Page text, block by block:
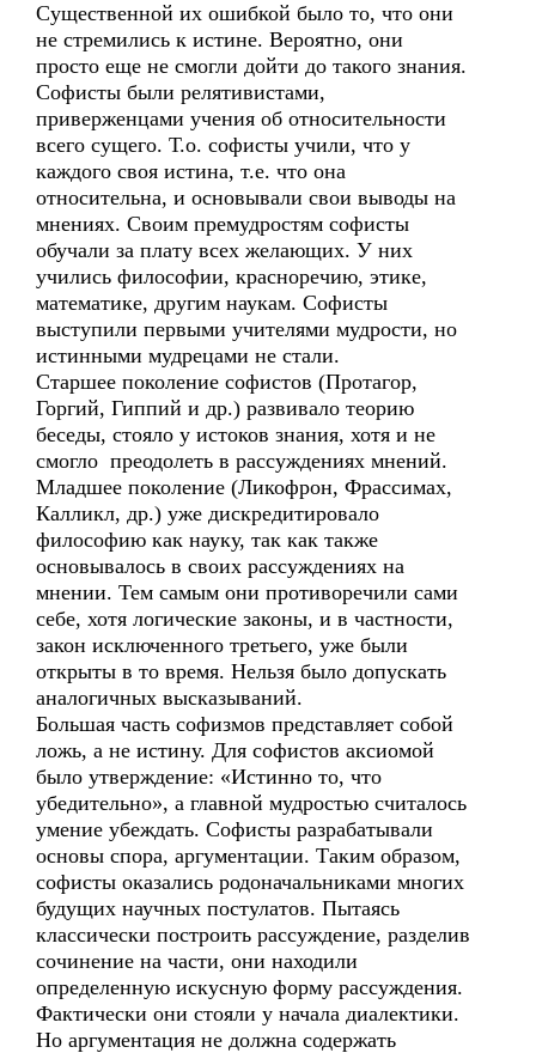
Существенной их ошибкой было то, что они
не стремились к истине. Вероятно, они
просто еще не смогли дойти до такого знания.
Софисты были релятивистами,
приверженцами учения об относительности
всего сущего. Т.о. софисты учили, что у
каждого своя истина, т.е. что она
относительна, и основывали свои выводы на
мнениях. Своим премудростям софисты
обучали за плату всех желающих. У них
учились философии, красноречию, этике,
математике, другим наукам. Софисты
выступили первыми учителями мудрости, но
истинными мудрецами не стали.
Старшее поколение софистов (Протагор,
Горгий, Гиппий и др.) развивало теорию
беседы, стояло у истоков знания, хотя и не
смогло преодолеть в рассуждениях мнений.
Младшее поколение (Ликофрон, Фрассимах,
Калликл, др.) уже дискредитировало
философию как науку, так как также
основывалось в своих рассуждениях на
мнении. Тем самым они противоречили сами
себе, хотя логические законы, и в частности,
закон исключенного третьего, уже были
открыты в то время. Нельзя было допускать
аналогичных высказываний.
Большая часть софизмов представляет собой
ложь, а не истину. Для софистов аксиомой
было утверждение: «Истинно то, что
убедительно», а главной мудростью считалось
умение убеждать. Софисты разрабатывали
основы спора, аргументации. Таким образом,
софисты оказались родоначальниками многих
будущих научных постулатов. Пытаясь
классически построить рассуждение, разделив
сочинение на части, они находили
определенную искусную форму рассуждения.
Фактически они стояли у начала диалектики.
Но аргументация не должна содержать